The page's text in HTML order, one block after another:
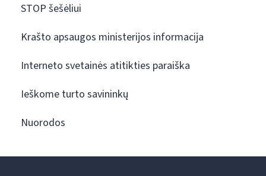
STOP šešėliui
Krašto apsaugos ministerijos informacija
Interneto svetainės atitikties paraiška
Ieškome turto savininkų
Nuorodos